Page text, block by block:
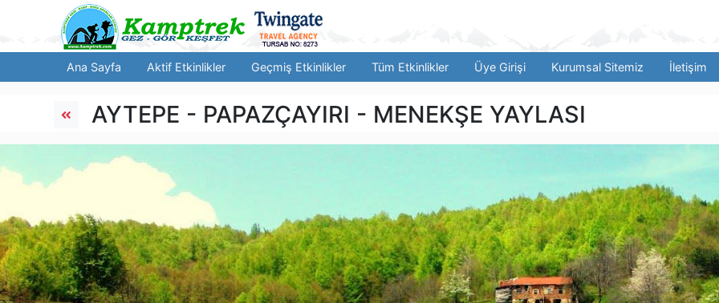
Ana Sayfa Aktif Etkinlikler Geçmiş Etkinlikler Tüm Etkinlikler Üye Girişi Kurumsal Sitemiz İletişim
AYTEPE - PAPAZÇAYIRI - MENEKŞE YAYLASI